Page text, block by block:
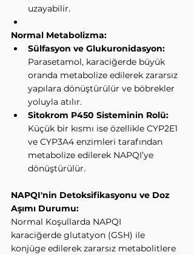
uzayabilir.
Normal Metabolizma:
Sülfasyon ve Glukuronidasyon:
Parasetamol, karaciğerde büyük
oranda metabolize edilerek zararsız
yapılara dönüştürülür ve böbrekler
yoluyla atılır.
Sitokrom P450 Sisteminin Rolü:
Küçük bir kısmı ise özellikle CYP2E1
ve CYP3A4 enzimleri tarafından
metabolize edilerek NAPQI’ye
dönüştürülür.
NAPQI'nin Detoksifikasyonu ve Doz
Aşımı Durumu:
Normal Koşullarda NAPQI
karaciğerde glutatyon (GSH) ile
konjüge edilerek zararsız metabolitlere